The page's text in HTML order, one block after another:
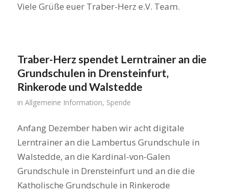
Viele Grüße euer Traber-Herz e.V. Team.
Traber-Herz spendet Lerntrainer an die
Grundschulen in Drensteinfurt,
Rinkerode und Walstedde
in Allgemeine Information, Spende
Anfang Dezember haben wir acht digitale
Lerntrainer an die Lambertus Grundschule in
Walstedde, an die Kardinal-von-Galen
Grundschule in Drensteinfurt und an die die
Katholische Grundschule in Rinkerode